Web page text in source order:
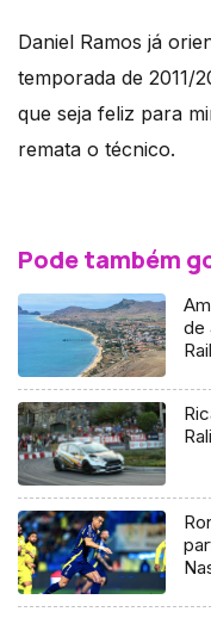
Daniel Ramos já
temporada de 2011/
que seja feliz para
remata o técnico.
Pode também
de